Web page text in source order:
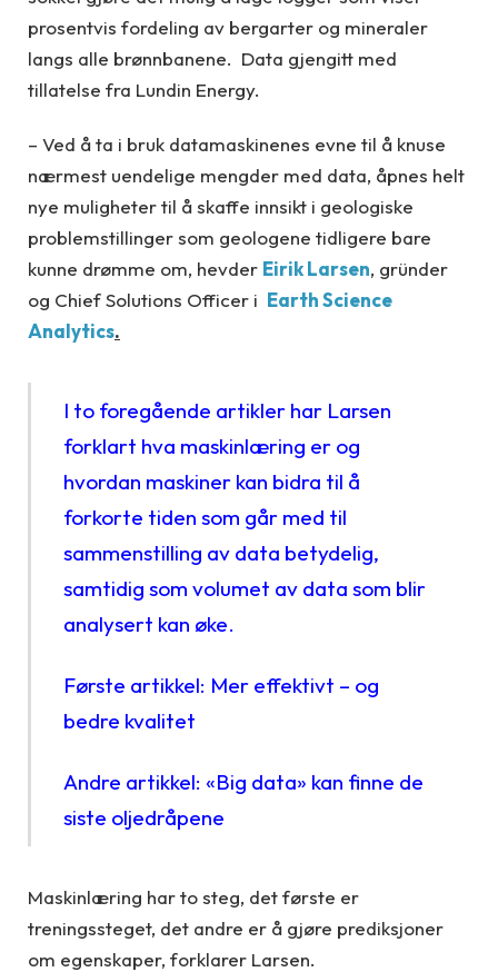
prosentvis fordeling av bergarter og mineraler
langs alle brønnbanene. Data gjengitt med
tillatelse fra Lundin Energy.
– Ved å ta i bruk datamaskinenes evne til å knuse
nærmest uendelige mengder med data, åpnes helt
nye muligheter til å skaffe innsikt i geologiske
problemstillinger som geologene tidligere bare
kunne drømme om, hevder Eirik Larsen, gründer
og Chief Solutions Officer i Earth Science
Analytics.
I to foregående artikler har Larsen
forklart hva maskinlæring er og
hvordan maskiner kan bidra til å
forkorte tiden som går med til
sammenstilling av data betydelig,
samtidig som volumet av data som blir
analysert kan øke.
Første artikkel: Mer effektivt – og
bedre kvalitet
Andre artikkel: «Big data» kan finne de
siste oljedråpene
Maskinlæring har to steg, det første er
treningssteget, det andre er å gjøre prediksjoner
om egenskaper, forklarer Larsen.